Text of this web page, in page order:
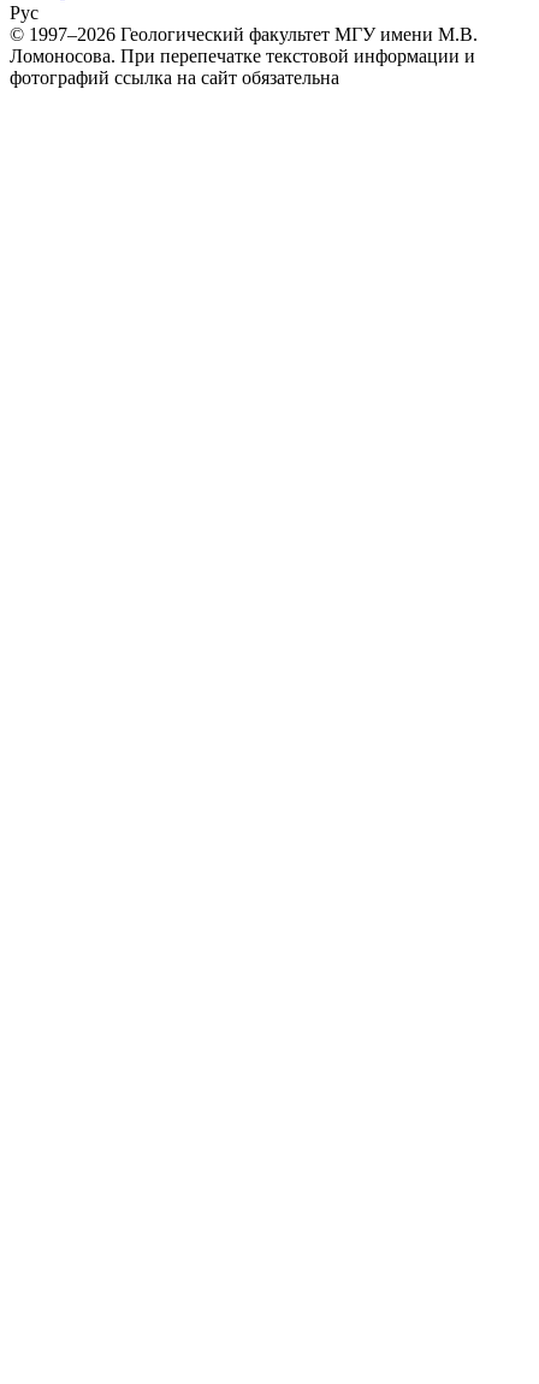
Рус
© 1997–2026 Геологический факультет МГУ имени М.В.
Ломоносова. При перепечатке текстовой информации и
фотографий ссылка на сайт обязательна